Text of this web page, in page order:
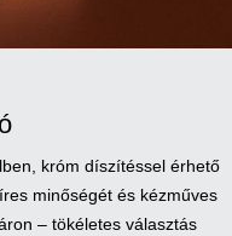
króm díszítéssel érhető
minőségét és kézműves
– tökéletes választás